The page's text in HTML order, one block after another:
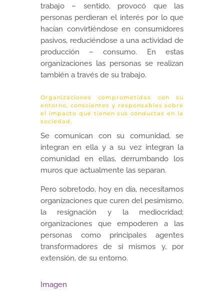
trabajo – sentido, provocó que las
personas perdieran el interés por lo que
hacían convirtiéndose en consumidores
pasivos, reduciéndose a una actividad de
producción – consumo. En estas
organizaciones las personas se realizan
también a través de su trabajo.
Organizaciones comprometidas con su
entorno, conscientes y responsables sobre
el impacto que tienen sus conductas en la
sociedad.
Se comunican con su comunidad, se
integran en ella y a su vez integran la
comunidad en ellas, derrumbando los
muros que actualmente las separan.
Pero sobretodo, hoy en día, necesitamos
organizaciones que curen del pesimismo,
la resignación y la mediocridad;
organizaciones que empoderen a las
personas como principales agentes
transformadores de si mismos y, por
extensión, de su entorno.
Imagen